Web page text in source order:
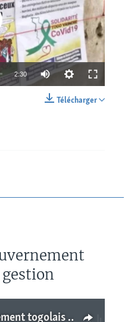
available
2:30
Télécharger
Fonds covid: le gouvernement togolais défend sa gestion